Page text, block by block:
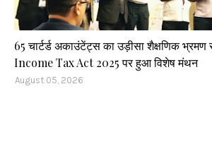
65 चार्टर्ड अकाउंटेंट्स का उड़ीसा शैक्षणिक
Income Tax Act 2025 पर हुआ विशेष मंथन
August 05, 2026